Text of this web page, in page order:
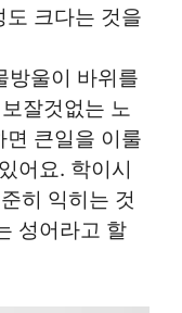
크다는 것을
방울이 바위를
잘것없는 노
면 큰일을 이룰
어요. 학이시
히 익히는 것
성어라고 할